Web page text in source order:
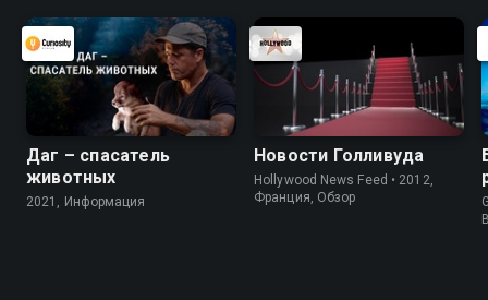
Даг – спасатель
животных
2021, Информация
Новости Голливуда
Hollywood News Feed • 2012,
Франция, Обзор